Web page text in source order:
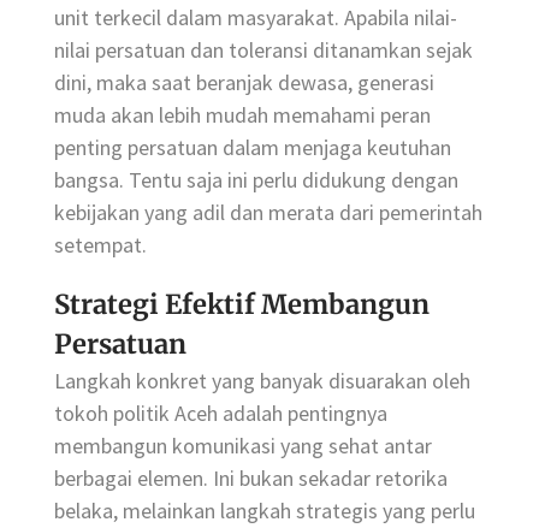
unit terkecil dalam masyarakat. Apabila nilai-
nilai persatuan dan toleransi ditanamkan sejak
dini, maka saat beranjak dewasa, generasi
muda akan lebih mudah memahami peran
penting persatuan dalam menjaga keutuhan
bangsa. Tentu saja ini perlu didukung dengan
kebijakan yang adil dan merata dari pemerintah
setempat.
Strategi Efektif Membangun
Persatuan
Langkah konkret yang banyak disuarakan oleh
tokoh politik Aceh adalah pentingnya
membangun komunikasi yang sehat antar
berbagai elemen. Ini bukan sekadar retorika
belaka, melainkan langkah strategis yang perlu